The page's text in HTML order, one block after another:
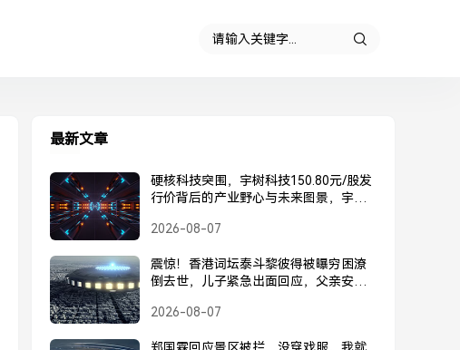
最新文章
硬核科技突围，宇树科技150.80元/股发
行价背后的产业野心与未来图景，宇树
背后的产业野心与未来图景
2026-08-07
震惊！香港词坛泰斗黎彼得被曝穷困潦
倒去世，儿子紧急出面回应，父亲安
紧急回应，父亲安好并未离世
2026-08-07